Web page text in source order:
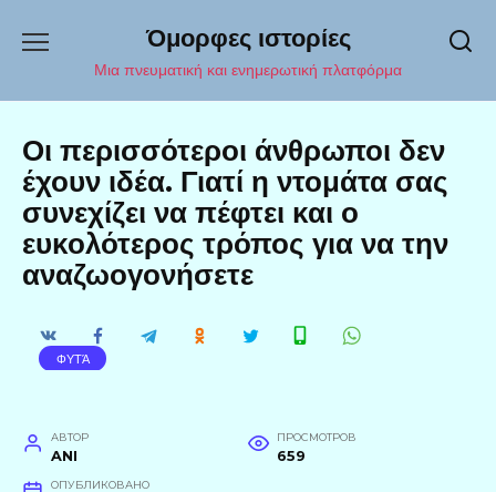
содержанию
Όμορφες ιστορίες
Μια πνευματική και ενημερωτική πλατφόρμα
Οι περισσότεροι άνθρωποι δεν
έχουν ιδέα. Γιατί η ντομάτα σας
συνεχίζει να πέφτει και ο
ευκολότερος τρόπος για να την
αναζωογονήσετε
ΦΥΤΆ
АВТОР
ANI
ПРОСМОТРОВ
659
ОПУБЛИКОВАНО